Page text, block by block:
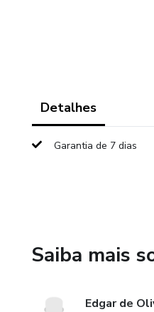
Detalhes
Garantia de 7 dias
Saiba mais
Edgar de